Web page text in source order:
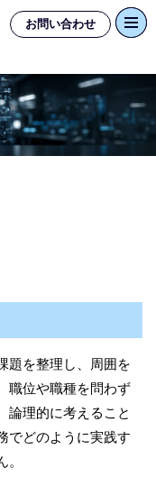
お問い合わせ
題を整理し、周囲を
職位や職種を問わず
論理的に考えること
でどのように実践す